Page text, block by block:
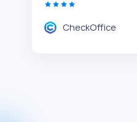
CheckOffice